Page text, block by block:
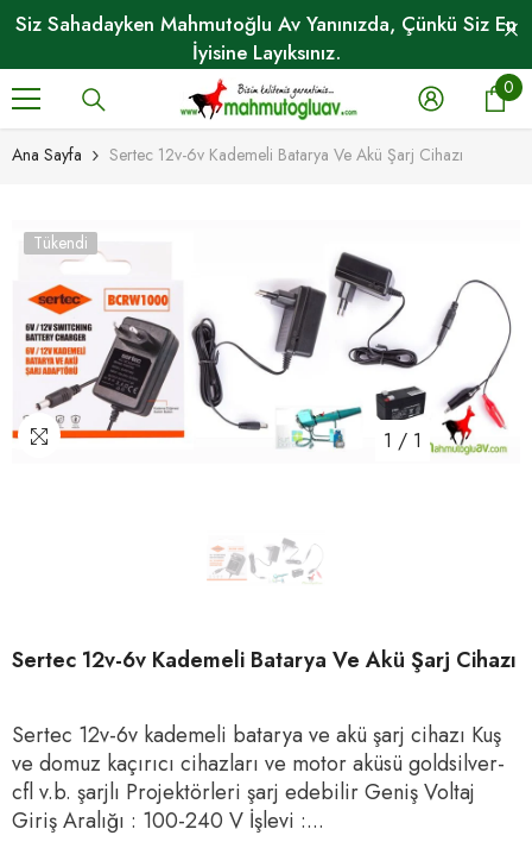
İÇERIĞE GEÇ
Siz Sahadayken Mahmutoğlu Av Yanınızda, Çünkü Siz En
İyisine Layıksınız.
00
Ana Sayfa Sertec 12v-6v Kademeli Batarya Ve Akü Şarj Cihazı
Tükendi
1 / 1
Sertec 12v-6v Kademeli Batarya Ve Akü Şarj Cihazı
Sertec 12v-6v kademeli batarya ve akü şarj cihazı Kuş
ve domuz kaçırıcı cihazları ve motor aküsü goldsilver-
cfl v.b. şarjlı Projektörleri şarj edebilir Geniş Voltaj
Giriş Aralığı : 100-240 V İşlevi :...